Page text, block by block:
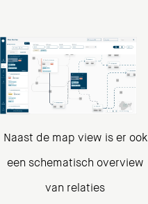
Naast de map view is er ook
een schematisch overview
van relaties